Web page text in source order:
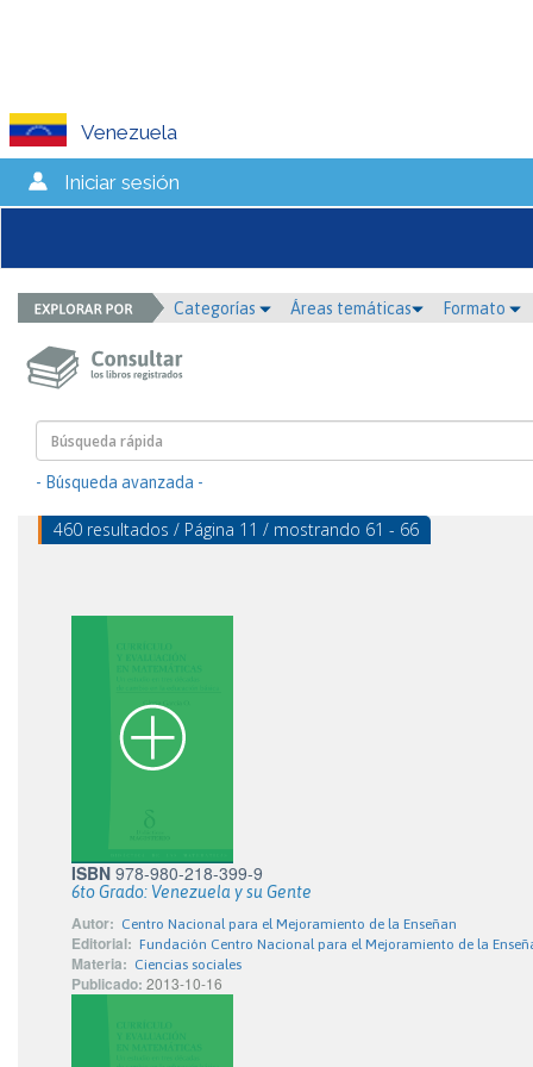
Venezuela
Iniciar sesión
Categorías Áreas temáticas Formato
- Búsqueda avanzada -
460 resultados / Página 11 / mostrando 61 - 66
ISBN 978-980-218-399-9
6to Grado: Venezuela y su Gente
Autor: Centro Nacional para el Mejoramiento de la Enseñan
Editorial: Fundación Centro Nacional para el Mejoramiento de la
Materia: Ciencias sociales
Publicado: 2013-10-16